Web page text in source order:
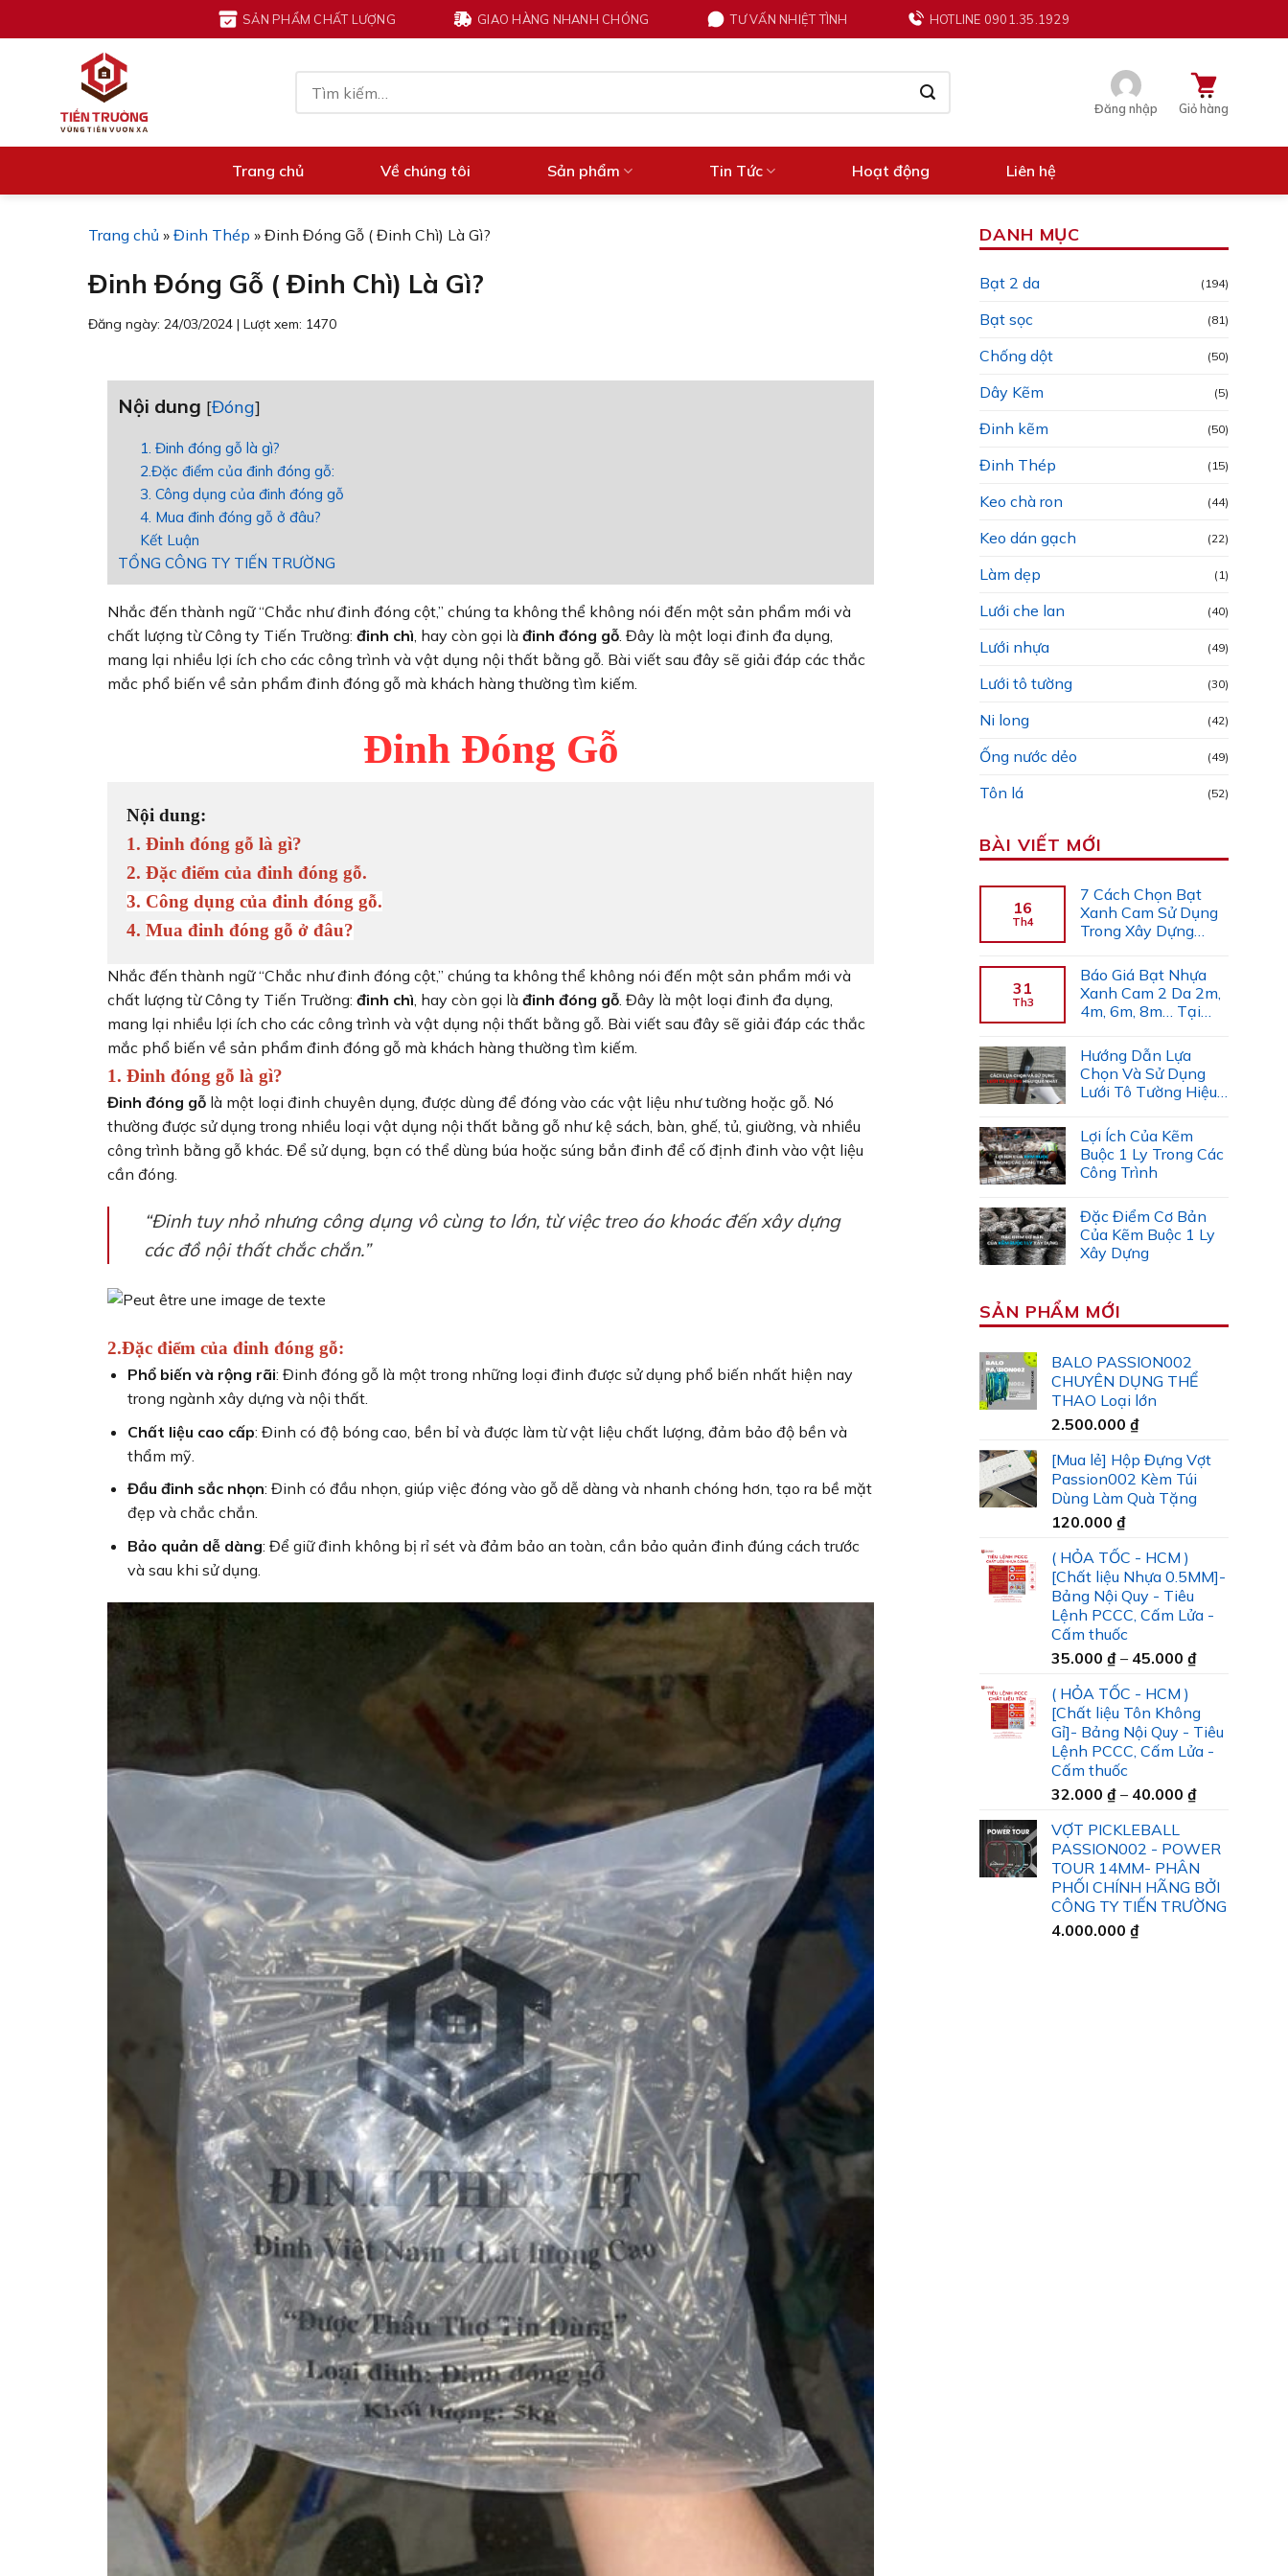
đến
SẢN PHẨM CHẤT LƯỢNG GIAO HÀNG NHANH CHÓNG TƯ VẤN NHIỆT TÌNH HOTLINE 0901.35.1929
kiếm:
Đăng nhập Giỏ hàng
Trang chủ Về chúng tôi Sản phẩm Tin Tức Hoạt động Liên hệ
Trang chủ » Đinh Thép » Đinh Đóng Gỗ ( Đinh Chì) Là Gì?
Đinh Đóng Gỗ ( Đinh Chì) Là Gì?
Đăng ngày: 24/03/2024 | Lượt xem: 1470
Nội dung [Đóng]
1. Đinh đóng gỗ là gì?
2.Đặc điểm của đinh đóng gỗ:
3. Công dụng của đinh đóng gỗ
4. Mua đinh đóng gỗ ở đâu?
Kết Luận
TỔNG CÔNG TY TIẾN TRƯỜNG
Nhắc đến thành ngữ “Chắc như đinh đóng cột,” chúng ta không thể không nói đến một sản phẩm mới và
chất lượng từ Công ty Tiến Trường: đinh chì , hay còn gọi là đinh đóng gỗ . Đây là một loại đinh đa dụng,
mang lại nhiều lợi ích cho các công trình và vật dụng nội thất bằng gỗ. Bài viết sau đây sẽ giải đáp các thắc
mắc phổ biến về sản phẩm đinh đóng gỗ mà khách hàng thường tìm kiếm.
Đinh Đóng Gỗ
Nội dung:
1. Đinh đóng gỗ là gì?
2. Đặc điểm của đinh đóng gỗ.
3. Công dụng của đinh đóng gỗ.
4. Mua đinh đóng gỗ ở đâu?
Nhắc đến thành ngữ “Chắc như đinh đóng cột,” chúng ta không thể không nói đến một sản phẩm mới và
chất lượng từ Công ty Tiến Trường: đinh chì, hay còn gọi là đinh đóng gỗ. Đây là một loại đinh đa dụng,
mang lại nhiều lợi ích cho các công trình và vật dụng nội thất bằng gỗ. Bài viết sau đây sẽ giải đáp các thắc
mắc phổ biến về sản phẩm đinh đóng gỗ mà khách hàng thường tìm kiếm.
1. Đinh đóng gỗ là gì?
Đinh đóng gỗ là một loại đinh chuyên dụng, được dùng để đóng vào các vật liệu như tường hoặc gỗ. Nó
thường được sử dụng trong nhiều loại vật dụng nội thất bằng gỗ như kệ sách, bàn, ghế, tủ, giường, và nhiều
công trình bằng gỗ khác. Để sử dụng, bạn có thể dùng búa hoặc súng bắn đinh để cố định đinh vào vật liệu
cần đóng.
“Đinh tuy nhỏ nhưng công dụng vô cùng to lớn, từ việc treo áo khoác đến xây dựng
các đồ nội thất chắc chắn.”
2.Đặc điểm của đinh đóng gỗ:
Phổ biến và rộng rãi: Đinh đóng gỗ là một trong những loại đinh được sử dụng phổ biến nhất hiện nay
trong ngành xây dựng và nội thất.
Chất liệu cao cấp: Đinh có độ bóng cao, bền bỉ và được làm từ vật liệu chất lượng, đảm bảo độ bền và
thẩm mỹ.
Đầu đinh sắc nhọn: Đinh có đầu nhọn, giúp việc đóng vào gỗ dễ dàng và nhanh chóng hơn, tạo ra bề mặt
đẹp và chắc chắn.
Bảo quản dễ dàng: Để giữ đinh không bị rỉ sét và đảm bảo an toàn, cần bảo quản đinh đúng cách trước
và sau khi sử dụng.
DANH MỤC
Bạt 2 da (194)
Bạt sọc (81)
Chống dột (50)
Dây Kẽm (5)
Đinh kẽm (50)
Đinh Thép (15)
Keo chà ron (44)
Keo dán gạch (22)
Làm dẹp (1)
Lưới che lan (40)
Lưới nhựa (49)
Lưới tô tường (30)
Ni long (42)
Ống nước dẻo (49)
Tôn lá (52)
BÀI VIẾT MỚI
16
Th4
7 Cách Chọn Bạt
Xanh Cam Sử Dụng
Trong Xây Dựng
31
Th3
Báo Giá Bạt Nhựa
Xanh Cam 2 Da 2m,
4m, 6m, 8m… Tại
Hướng Dẫn Lựa
Chọn Và Sử Dụng
Lưới Tô Tường Hiệu
Lợi Ích Của Kẽm
Buộc 1 Ly Trong Các
Công Trình
Đặc Điểm Cơ Bản
Của Kẽm Buộc 1 Ly
Xây Dựng
SẢN PHẨM MỚI
BALO PASSION002
CHUYÊN DỤNG THỂ
THAO Loại lớn
2.500.000 ₫
[Mua lẻ] Hộp Đựng Vợt
Passion002 Kèm Túi
Dùng Làm Quà Tặng
120.000 ₫
( HỎA TỐC - HCM )
[Chất liệu Nhựa 0.5MM]-
Bảng Nội Quy - Tiêu
Lệnh PCCC, Cấm Lửa -
Cấm thuốc
35.000 ₫ – 45.000 ₫Khoảng
35.000 ₫
đến
45.000 ₫
( HỎA TỐC - HCM )
[Chất liệu Tôn Không
Gỉ]- Bảng Nội Quy - Tiêu
Lệnh PCCC, Cấm Lửa -
Cấm thuốc
32.000 ₫ – 40.000 ₫Khoảng
32.000 ₫
đến
40.000 ₫
VỢT PICKLEBALL
PASSION002 - POWER
TOUR 14MM- PHÂN
PHỐI CHÍNH HÃNG BỞI
CÔNG TY TIẾN TRƯỜNG
4.000.000 ₫